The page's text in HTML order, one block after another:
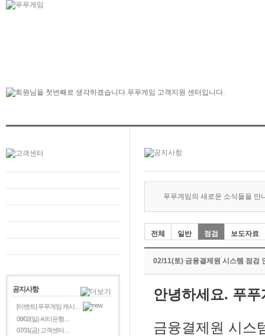
공지사항
[이벤트] 푸푸게임 캐시…
08/02(일) 씨티은행…
07/31(금) 고객센터…
푸푸게임의 새로운 소식들을 만
전체 일반 점검 보도자료
02/11(토) 금융결제원 시스템 점검
안녕하세요. 푸
금융결제원 시스